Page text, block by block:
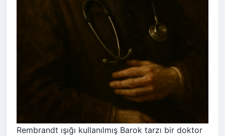
Rembrandt ışığı kullanılmış Barok tarzı bir doktor